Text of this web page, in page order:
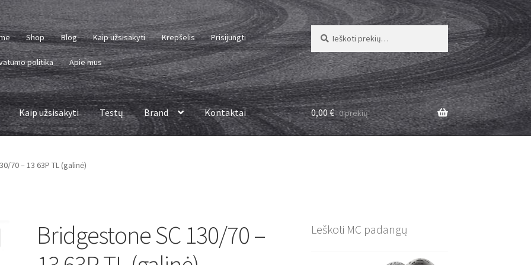
Shop Blog Kaip užsisakyti Krepšelis Prisijungti
politika Apie mus
Ieškoti:
Ieškoti
Kaip užsisakyti Testų Brand Kontaktai 0,00€ 0 prekių
70 – 13 63P TL (galinė)
Bridgestone SC 130/70 –
Leškoti MC padangų